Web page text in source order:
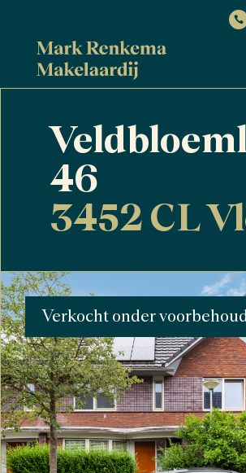

46
3452 CL
Verkocht onder